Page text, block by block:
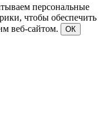
персональные
чтобы обеспечить
веб-сайтом.
ОК